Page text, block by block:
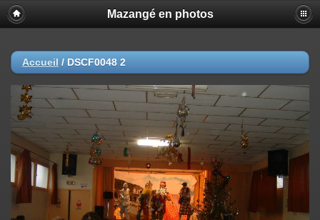
Mazangé en photos
Accueil / DSCF0048 2